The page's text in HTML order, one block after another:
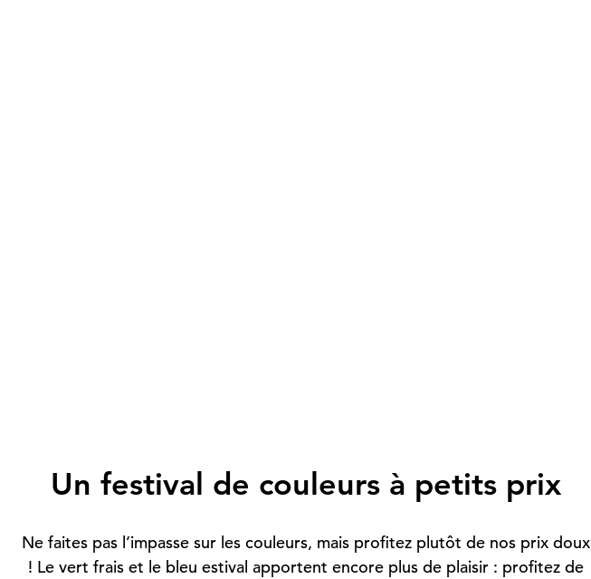
Un festival de couleurs à petits prix
Ne faites pas l’impasse sur les couleurs, mais profitez plutôt de nos prix doux
! Le vert frais et le bleu estival apportent encore plus de plaisir : profitez de